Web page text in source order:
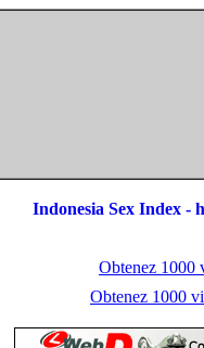
Indonesia Sex Index -
Obtenez 1000
Obtenez 1000